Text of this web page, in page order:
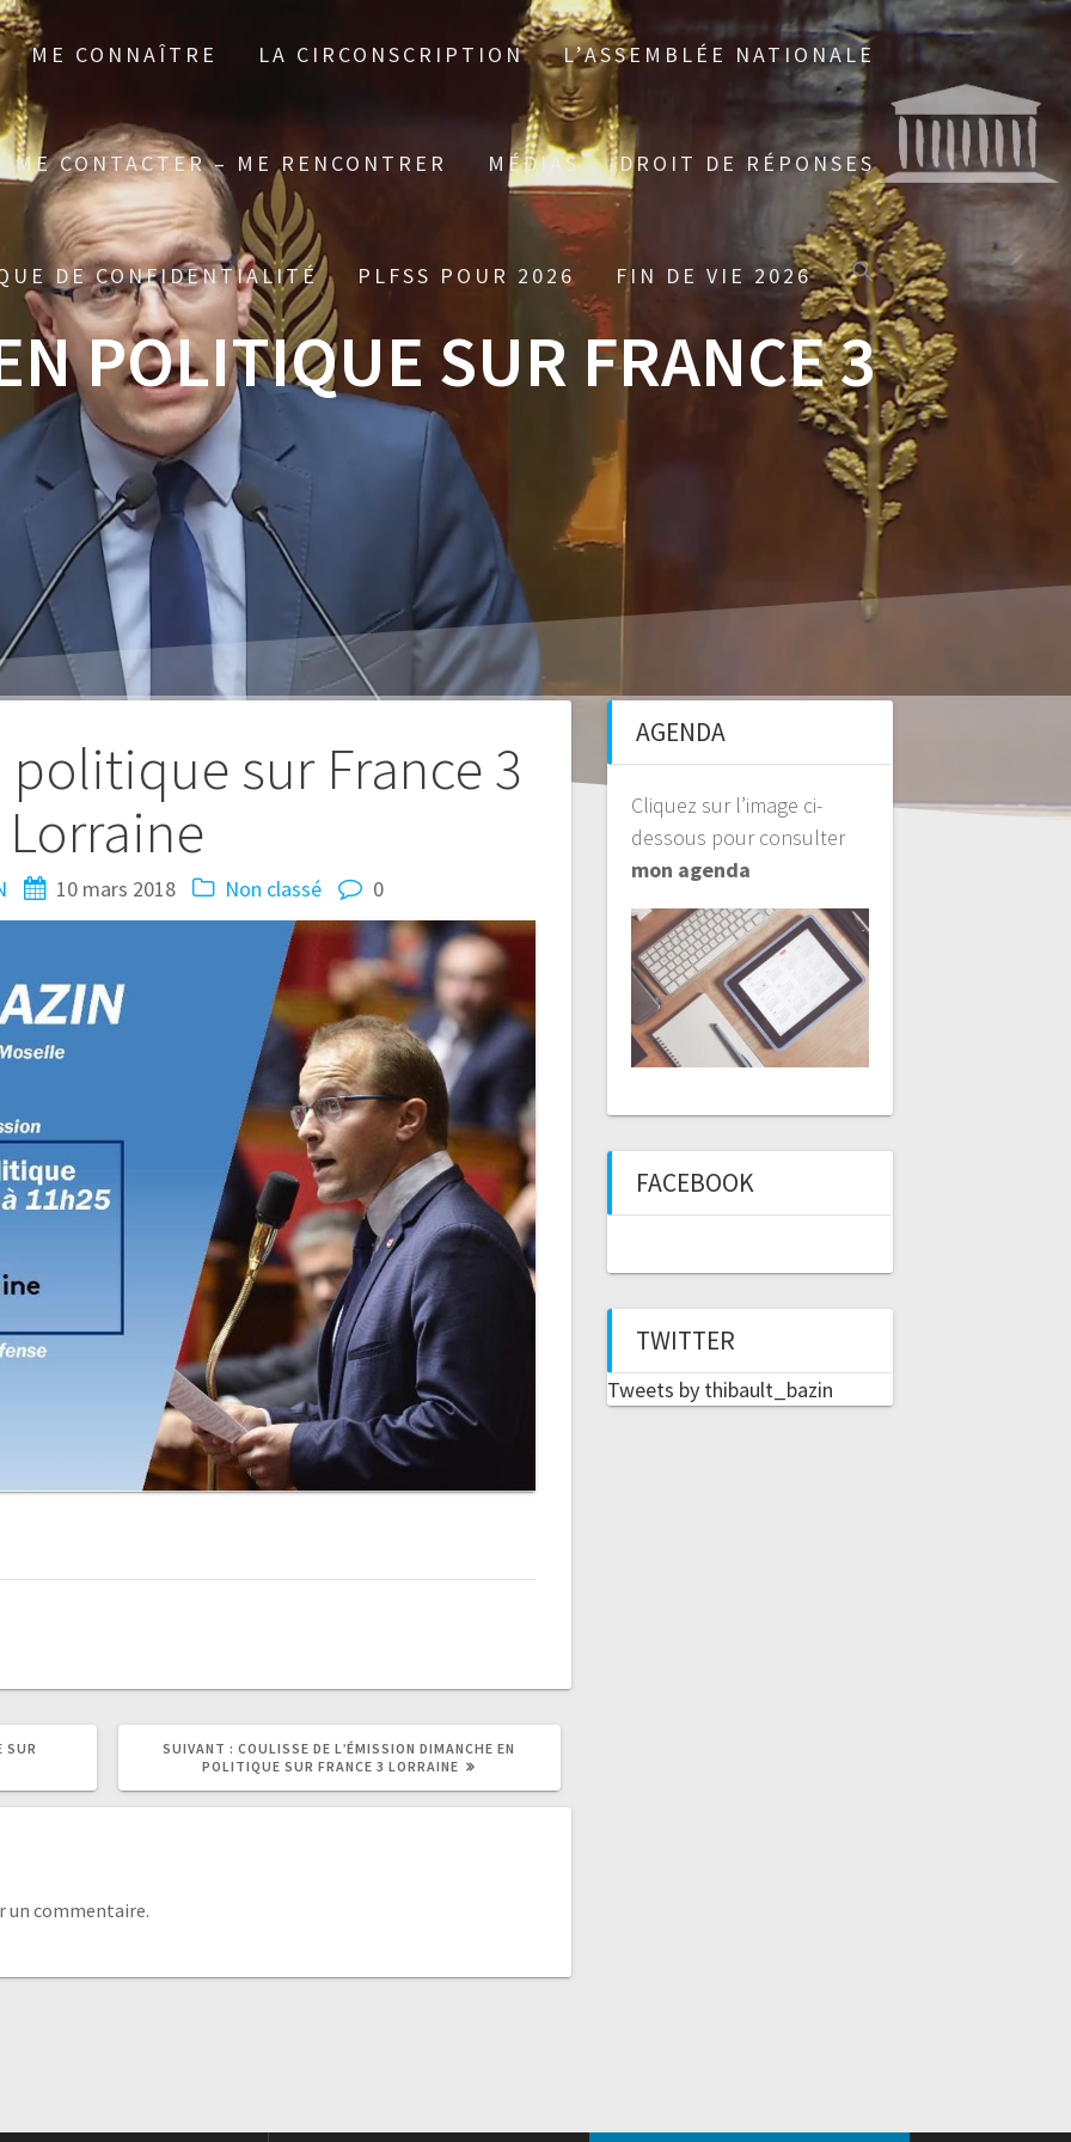
ME CONNAÎTRE LA CIRCONSCRIPTION L’ASSEMBLÉE NATIONALE
ME CONTACTER – ME RENCONTRER MÉDIAS DROIT DE RÉPONSES
DE CONFIDENTIALITÉ PLFSS POUR 2026 FIN DE VIE 2026
POLITIQUE SUR FRANCE 3
sur France 3
Lorraine
10 mars 2018 Non classé 0
SUR
SUIVANT : COULISSE DE L’ÉMISSION DIMANCHE EN
POLITIQUE SUR FRANCE 3 LORRAINE
un commentaire.
AGENDA
Cliquez sur l’image ci-
dessous pour consulter
mon agenda
FACEBOOK
TWITTER
Tweets by thibault_bazin